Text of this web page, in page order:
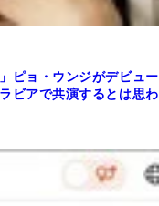
ピョ・ウンジがデビュー
ビアで共演するとは思わ